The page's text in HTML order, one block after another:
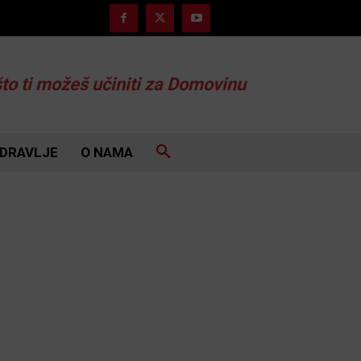
ti možeš učiniti za Domovinu
O NAMA